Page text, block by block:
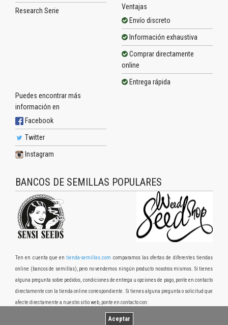
Research Serie
Ventajas
Envío discreto
Información exhaustiva
Comprar directamente
online
Entrega rápida
Puedes encontrar más
información en
Facebook
Twitter
Instagram
BANCOS DE SEMILLAS POPULARES
Ten en cuenta que entienda-semillas.com comparamos las ofertas de diferentes tiendas
online (bancos de semillas), pero no vendemos ningún producto nosotros mismos. Si tienes
alguna pregunta sobre pedidos, condiciones de entrega u opciones de pago, ponte en contacto
directamente con la tienda online correspondiente. Si tienes alguna pregunta o solicitud que
afecte directamente a nuestro sitio web, ponte en contacto con:
Aceptar